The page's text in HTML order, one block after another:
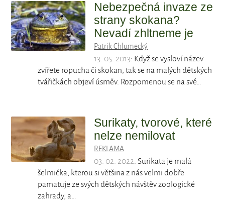
Nebezpečná invaze ze
strany skokana?
Nevadí zhltneme je
Patrik Chlumecký
13. 05. 2013: Když se vysloví název
zvířete ropucha či skokan, tak se na malých dětských
tvářičkách objeví úsměv. Rozpomenou se na své…
Surikaty, tvorové, které
nelze nemilovat
REKLAMA
03. 02. 2022: Surikata je malá
šelmička, kterou si většina z nás velmi dobře
pamatuje ze svých dětských návštěv zoologické
zahrady, a…